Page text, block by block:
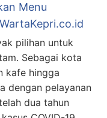
Menu
pilihan untuk
Sebagai kota
kafe hingga
dengan pelayanan
dua tahun